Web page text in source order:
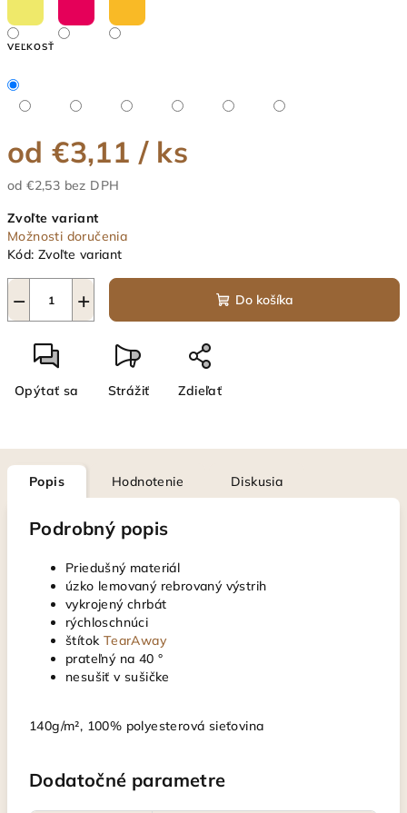
VEĽKOSŤ
od€3,11 / ks
od€2,53 bez DPH
cena:
Zvoľte variant
Možnosti doručenia
Kód: Zvoľte variant
+
− Do košíka
Opýtať sa Strážiť Zdieľať
Popis Hodnotenie Diskusia
Podrobný popis
Priedušný materiál
úzko lemovaný rebrovaný výstrih
vykrojený chrbát
rýchloschnúci
štítok TearAway
prateľný na 40 °
nesušiť v sušičke
140g/m², 100% polyesterová sieťovina
Dodatočné parametre